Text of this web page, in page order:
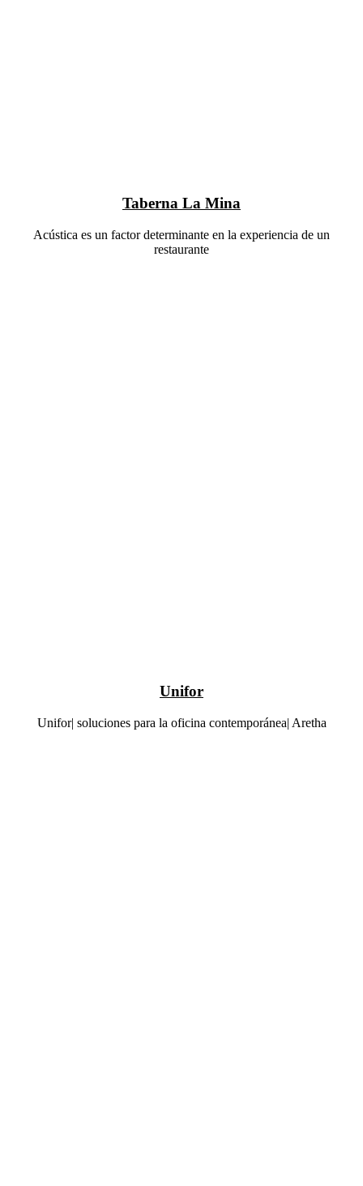
Taberna La Mina
Acústica es un factor determinante en la experiencia de un
restaurante
Unifor
Unifor| soluciones para la oficina contemporánea| Aretha